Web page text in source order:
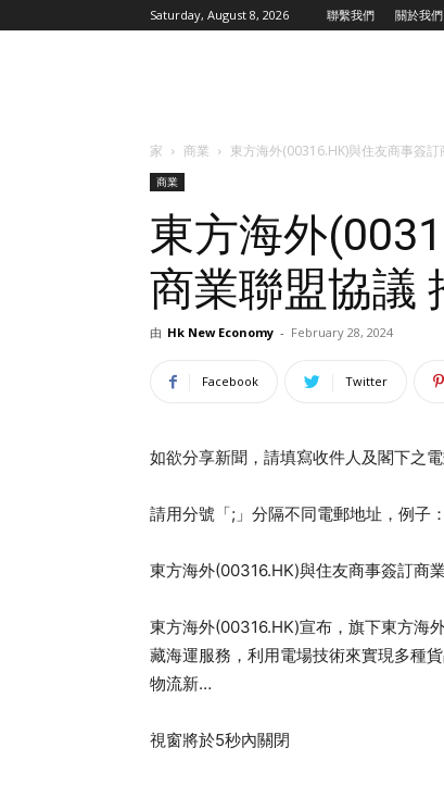
Saturday, August 8, 2026 聯繫我們 關於我們
家 商業 東方海外(00316.HK)與住友商事簽
商業
東方海外
商業聯盟協議
由 Hk New Economy - February 28, 2024
Facebook Twitter
如欲分享新聞，請填寫收件人及閣下之電
請用分號「;」分隔不同電郵地址，例子：
東方海外(00316.HK)與住友商事簽訂商
東方海外(00316.HK)宣布，旗下東方海
藏海運服務，利用電場技術來實現多種
物流新…
視窗將於5秒內關閉